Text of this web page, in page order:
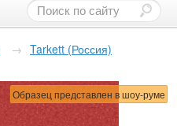
→ Tarkett (Россия)
Образец представлен в шоу-руме